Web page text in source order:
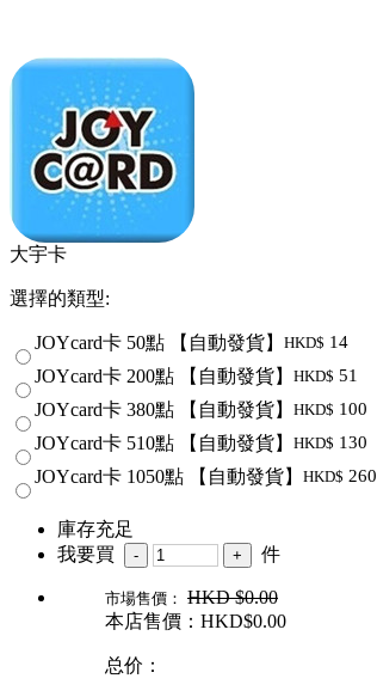
大宇卡
選擇的類型:
JOYcard卡 50點 【自動發貨】 HKD$ 14
JOYcard卡 200點 【自動發貨】 HKD$ 51
JOYcard卡 380點 【自動發貨】 HKD$ 100
JOYcard卡 510點 【自動發貨】 HKD$ 130
JOYcard卡 1050點 【自動發貨】 HKD$ 260
庫存充足
我要買
件
市場售價： HKD$0.00
本店售價：HKD$0.00
总价：